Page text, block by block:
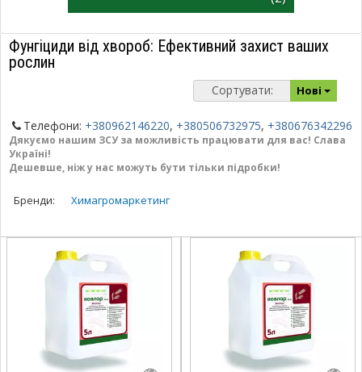
Фунгіциди від хвороб: Ефективний захист ваших
рослин
Сортувати: Нові
Телефони: +380962146220, +380506732975, +380676342296
Дякуємо нашим ЗСУ за можливість працювати для вас! Слава
Україні!
Дешевше, ніж у нас можуть бути тільки підробки!
Бренди: Химагромаркетинг